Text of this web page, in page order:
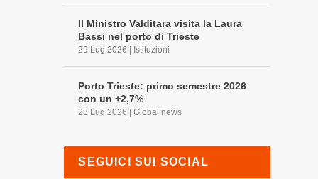
Il Ministro Valditara visita la Laura
Bassi nel porto di Trieste
29 Lug 2026 Istituzioni
Porto Trieste: primo semestre 2026
con un +2,7%
28 Lug 2026 |Global news
SEGUICI SUI SOCIAL